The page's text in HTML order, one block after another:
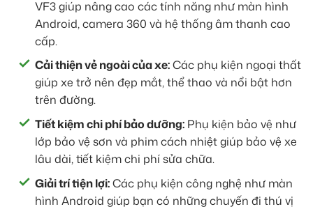
VF3 giúp nâng cao các tính năng như màn hình
Android, camera 360 và hệ thống âm thanh cao
cấp.
Cải thiện vẻ ngoài của xe:Các phụ kiện ngoại thất
giúp xe trở nên đẹp mắt, thể thao và nổi bật hơn
trên đường.
Tiết kiệm chi phí bảo dưỡng: Phụ kiện bảo vệ như
lớp bảo vệ sơn và phim cách nhiệt giúp bảo vệ xe
lâu dài, tiết kiệm chi phí sửa chữa.
Giải trí tiện lợi:Các phụ kiện công nghệ như màn
hình Android giúp bạn có những chuyến đi thú vị